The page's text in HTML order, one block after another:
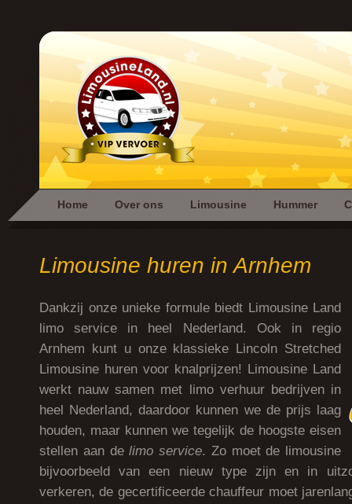
Home Over ons Limousine Hummer
Limousine huren in Arnhem
Dankzij onze unieke formule biedt Limousine Land
limo service in heel Nederland. Ook in regio
Arnhem kunt u onze klassieke Lincoln Stretched
Limousine huren voor knalprijzen! Limousine Land
werkt nauw samen met limo verhuur bedrijven in
heel Nederland, daardoor kunnen we de prijs laag
houden, maar kunnen we tegelijk de hoogste eisen
stellen aan delimo service. Zo moet de limousine
bijvoorbeeld van een nieuw type zijn en in
verkeren, de gecertificeerde chauffeur moet